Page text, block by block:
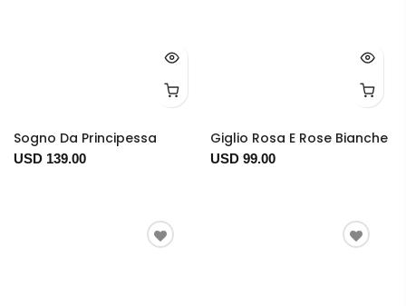
Sogno Da Principessa
USD 139.00
Giglio Rosa E Rose Bianche
USD 99.00